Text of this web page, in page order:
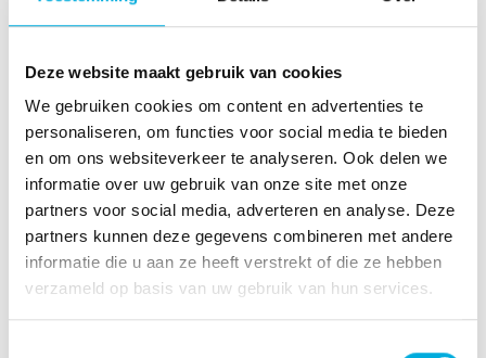
Deze website maakt gebruik van cookies
We gebruiken cookies om content en advertenties te
personaliseren, om functies voor social media te bieden
en om ons websiteverkeer te analyseren. Ook delen we
informatie over uw gebruik van onze site met onze
partners voor social media, adverteren en analyse. Deze
partners kunnen deze gegevens combineren met andere
informatie die u aan ze heeft verstrekt of die ze hebben
verzameld op basis van uw gebruik van hun services.
• Kann individuell, aber auch in Gruppen absolviert
Was kostet der Kurs?
Der Kurs besteht aus 3 Online-Sitzungen zu je 45
Minuten. Die Kosten betragen insgesamt 675 € pro
Person. Der Kurs wird online durchgeführt. Die
Teilnehmer erhalten nach Abschluss des Kurses ein
Zertifikat. Auf Wunsch kann der Kurs auch im
Unternehmen durchgeführt werden.